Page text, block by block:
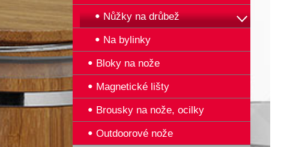
Nůžky na drůbež
Na bylinky
Bloky na nože
Magnetické lišty
Brousky na nože, ocilky
Outdoorové nože